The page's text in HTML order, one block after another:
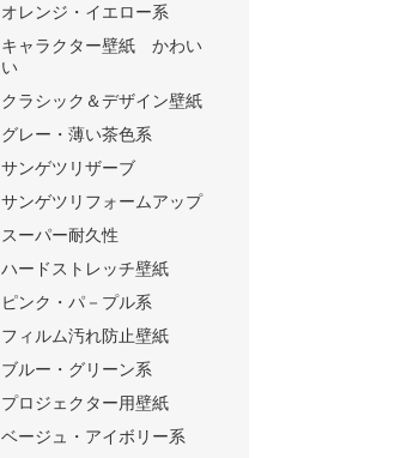
オレンジ・イエロー系
キャラクター壁紙 かわい
い
クラシック＆デザイン壁紙
グレー・薄い茶色系
サンゲツリザーブ
サンゲツリフォームアップ
スーパー耐久性
ハードストレッチ壁紙
ピンク・パ－プル系
フィルム汚れ防止壁紙
ブルー・グリーン系
プロジェクター用壁紙
ベージュ・アイボリー系